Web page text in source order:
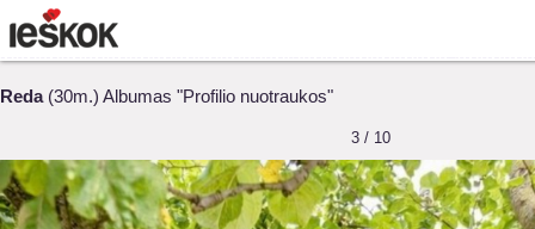
Reda(30m.) Albumas "Profilio nuotraukos"
3 / 10